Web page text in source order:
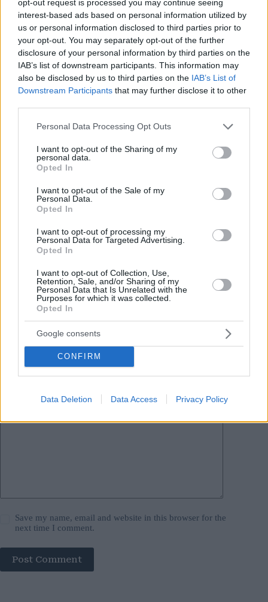
opt-out request is processed you may continue seeing
interest-based ads based on personal information utilized by
us or personal information disclosed to third parties prior to
your opt-out. You may separately opt-out of the further
disclosure of your personal information by third parties on the
IAB’s list of downstream participants. This information may
also be disclosed by us to third parties on the IAB’s List of
Downstream Participants that may further disclose it to other
Please note that this website/app uses one or more Google
not limited to your visit or usage behaviour. You may click to
grant or deny consent to Google and its third-party tags to
use your data for below specified purposes in below Google
consent section.
Personal Data Processing Opt Outs
I want to opt-out of the Sharing of my
personal data.
Opted In
I want to opt-out of the Sale of my
Personal Data.
Opted In
I want to opt-out of processing my
Personal Data for Targeted Advertising.
Opted In
I want to opt-out of Collection, Use,
Retention, Sale, and/or Sharing of my
Personal Data that Is Unrelated with the
Purposes for which it was collected.
Opted In
Google consents
CONFIRM
Data Deletion Data Access Privacy Policy
possibilità di utilizzare la lingua materna come lingua ufficiale
Inoltre, ha aggiunto, la legge non assicura l’istituzione
giuridica dell’istruzione delle minoranze nazionali, l’uso delle
lingue minoritarie per i nomi dei luoghi o il libero uso dei
simboli.
Ha osservato che il comitato di monitoraggio del Consiglio
d’Europa è pronto a discutere se la modifica della legge sulle
minoranze da parte dell’Ucraina sia sufficiente per soddisfare
gli obblighi internazionali del paese.
L’Ucraina potrebbe fare i maggiori progressi nel diventare
linguistica e culturale per le minoranze, ha detto Németh.
Il presidente Novák: la Russia non può vincere
Ecco come l’Ungheria sosterrebbe l’Ucraina con i soldi
ucraina #ungheresi all'estero
Leave a Reply
Your email address will not be published. Required fields are marked
*
Save my name, email and website in this browser for the
next time I comment.
Post Comment